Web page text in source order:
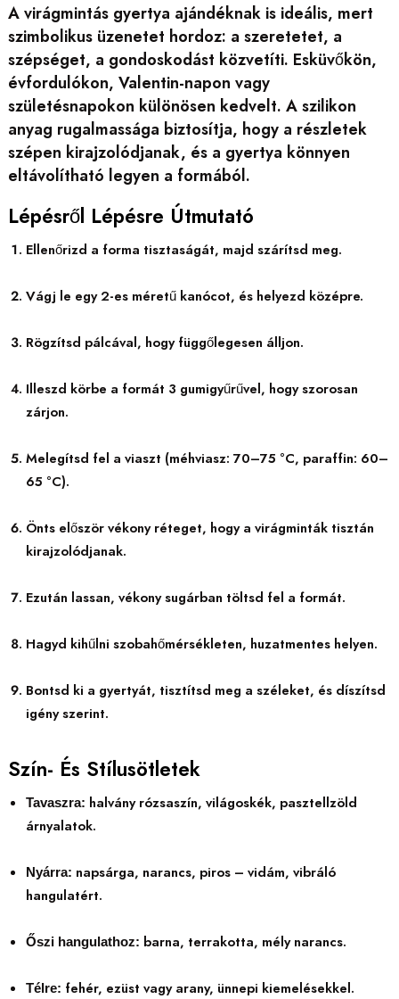
A virágmintás gyertya ajándéknak is ideális, mert
szimbolikus üzenetet hordoz: a szeretetet, a
szépséget, a gondoskodást közvetíti. Esküvőkön,
évfordulókon, Valentin-napon vagy
születésnapokon különösen kedvelt. A szilikon
anyag rugalmassága biztosítja, hogy a részletek
szépen kirajzolódjanak, és a gyertya könnyen
eltávolítható legyen a formából.
Lépésről Lépésre Útmutató
Ellenőrizd a forma tisztaságát, majd szárítsd meg.
Vágj le egy 2-es méretű kanócot, és helyezd középre.
Rögzítsd pálcával, hogy függőlegesen álljon.
Illeszd körbe a formát 3 gumigyűrűvel, hogy szorosan
zárjon.
Melegítsd fel a viaszt (méhviasz: 70–75 °C, paraffin: 60–
65 °C).
Önts először vékony réteget, hogy a virágminták tisztán
kirajzolódjanak.
Ezután lassan, vékony sugárban töltsd fel a formát.
Hagyd kihűlni szobahőmérsékleten, huzatmentes helyen.
Bontsd ki a gyertyát, tisztítsd meg a széleket, és díszítsd
igény szerint.
Szín- És Stílusötletek
Tavaszra: halvány rózsaszín, világoskék, pasztellzöld
árnyalatok.
Nyárra: napsárga, narancs, piros – vidám, vibráló
hangulatért.
Őszi hangulathoz: barna, terrakotta, mély narancs.
Télre: fehér, ezüst vagy arany, ünnepi kiemelésekkel.